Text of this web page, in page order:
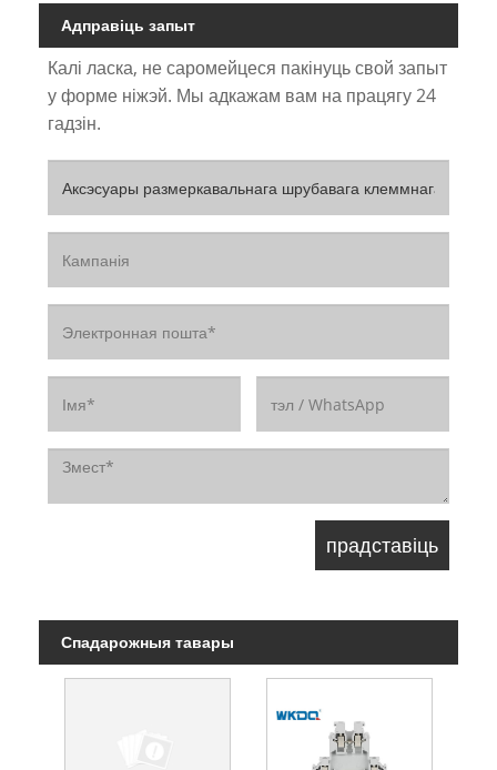
Адправіць запыт
Калі ласка, не саромейцеся пакінуць свой запыт
у форме ніжэй. Мы адкажам вам на працягу 24
гадзін.
Спадарожныя тавары